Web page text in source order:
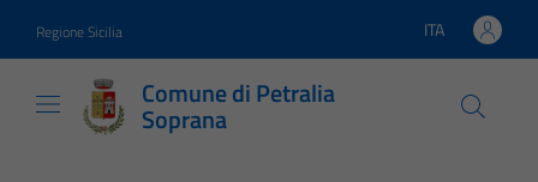
Regione Sicilia Lingua attiva:
ITA
Comune di Petralia
Soprana